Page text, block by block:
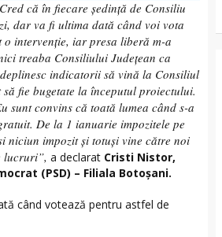
că în fiecare ședință de Consiliu
dar va fi ultima dată când voi vota
intervenție, iar presa liberă m-a
treaba Consiliului Județean ca
indicatorii să vină la Consiliul
fie bugetate la începutul proiectului.
sunt convins că toată lumea când s-a
De la 1 ianuarie impozitele pe
niciun impozit și totuși vine către noi
lucruri”, a declarat Cristi Nistor,
(PSD) – Filiala Botoșani.
când votează pentru astfel de